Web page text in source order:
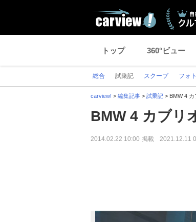
トップ 360°ビュー
総合 試乗記 スクープ フォト
carview! > 編集記事 > 試乗記 > BMW 4
BMW 4 カブリ
2014.02.22 10:00 掲載 2021.12.11